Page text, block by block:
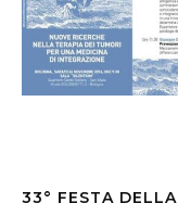
33° FESTA